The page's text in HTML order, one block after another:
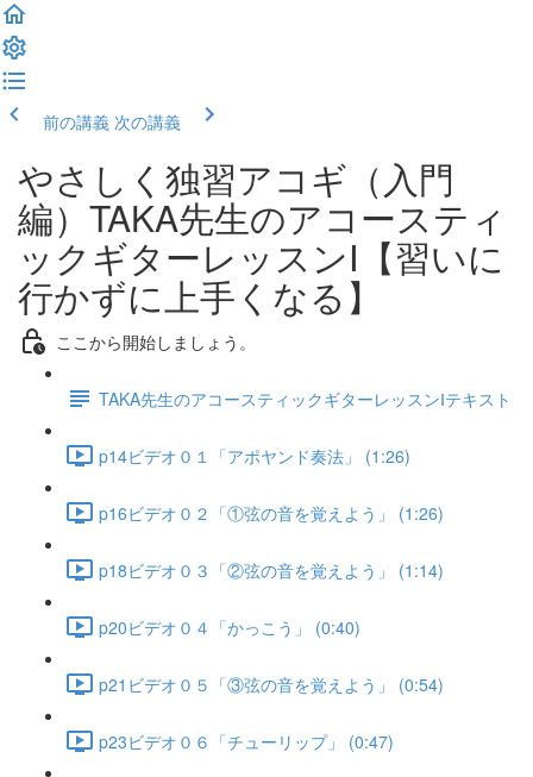
前の講義 次の講義
やさしく独習アコギ（入門
編）TAKA先生のアコースティ
ックギターレッスンⅠ【習いに
行かずに上手くなる】
ここから開始しましょう。
TAKA先生のアコースティックギターレッスンⅠテキスト
p14ビデオ０１「アポヤンド奏法」 (1:26)
p16ビデオ０２「①弦の音を覚えよう」 (1:26)
p18ビデオ０３「②弦の音を覚えよう」 (1:14)
p20ビデオ０４「かっこう」 (0:40)
p21ビデオ０５「③弦の音を覚えよう」 (0:54)
p23ビデオ０６「チューリップ」 (0:47)